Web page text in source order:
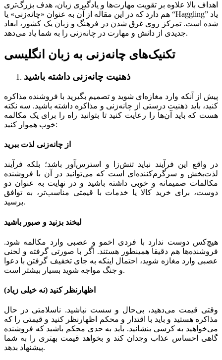
اهداف بالا علاوه بر تقویت مهارت‌ها و یادگیری زبان، هدف بزرگ‌تری
هم دارد که در این مقاله از آن به عنوان «چانه‌زنی» یا “Haggling” یاد
شده است. تمرکز روی غرق شدن در فرهنگ و زبان یک کشور، ابعاد
جدیدی از دانش و مهارت در چانه‌زنی را به شما یاد می‌دهد.
تکنیک‌های چانه‌زنی به زبان انگلیسی
ذهنیت چانه‌زنی داشته باشید
پیش از آنکه وارد مغازه‌ای شوید و تصمیم بگیرید با فروشنده مذاکره
کنید، باید ذهنیت درستی از چانه‌زنی و مذاکره داشته باشید. سه نکته
هست که باید آن‌ها را رعایت کنید تا بتوانید راه را برای یک مکالمه
خوب هموار کنید:
از چانه‌زنی لذت ببرید
در واقع این فرآیند نباید تنش‌زا و استرس‌آور باشد؛ بلکه فرآیند
لذت‌بخش و سرگرم‌کننده‌ای است که می‌توانید در آن با فروشنده
مکالمات صمیمانه و خوبی داشته باشید و در نهایت به عنوان دو
دوست، برای خرید کالا یا خدمات با قیمتی مناسب‌تر، به توافق
برسید.
لبخند بزنید و صبور باشید
هیچ‌کس دوست ندارد با فردی اخمو و عصبی وارد مکالمه شود.
فروشنده‌ها هم دقیقا همینطور هستند. اگر با صورتی گرفته و لحنی
عصبی وارد مغازه شوید، احتمال اینکه به جای تخفیف گرفتن با دعوا
و جنگ مواجه شوید بسیار بیشتر است.
اظهارنظر کنید (نه خیلی زیاد)
وقتی قیمت می‌دهید، بی‌حال و سست نباشید. ناسلامتی در حال
مذاکره هستید و باید با اقتدار و محکم اظهارنظر کنید و قیمتی را که
می‌خواهید به کرسی بنشانید. باید به حدی محکم باشید که فروشنده
گاهی احساس عذاب وجدان کند و بخواهد قیمت بهتری را به شما
پیشنهاد بدهد.